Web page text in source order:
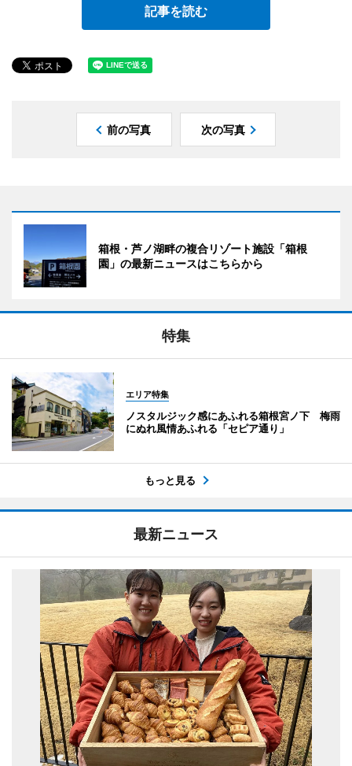
記事を読む
前の写真 次の写真
箱根・芦ノ湖畔の複合リゾート施設「箱根
園」の最新ニュースはこちらから
特集
エリア特集
ノスタルジック感にあふれる箱根宮ノ下 梅雨
にぬれ風情あふれる「セピア通り」
もっと見る
最新ニュース